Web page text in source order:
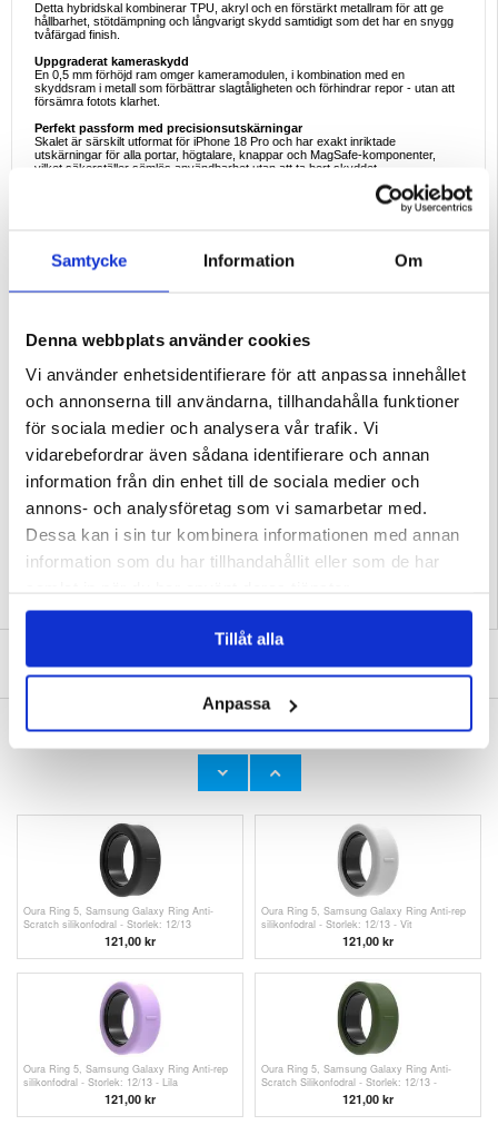
Samtycke Information Om
Denna webbplats använder cookies
Vi använder enhetsidentifierare för att anpassa innehållet
och annonserna till användarna, tillhandahålla funktioner
för sociala medier och analysera vår trafik. Vi
vidarebefordrar även sådana identifierare och annan
information från din enhet till de sociala medier och
annons- och analysföretag som vi samarbetar med.
Dessa kan i sin tur kombinera informationen med annan
information som du har tillhandahållit eller som de har
Tillåt alla
Anpassa
Detta hybridskal kombinerar TPU, akryl och en förstärkt metallram för att ge
hållbarhet, stötdämpning och långvarigt skydd samtidigt som det har en snygg
tvåfärgad finish.
Uppgraderat kameraskydd
En 0,5 mm förhöjd ram omger kameramodulen, i kombination med en
skyddsram i metall som förbättrar slagtåligheten och förhindrar repor - utan att
försämra fotots klarhet.
Perfekt passform med precisionsutskärningar
Skalet är särskilt utformat för iPhone 18 Pro och har exakt inriktade
utskärningar för alla portar, högtalare, knappar och MagSafe-komponenter,
vilket säkerställer sömlös användbarhet utan att ta bort skyddet.
Inbyggda N52-magneter med hög hållfasthet säkerställer perfekt anpassning till
Komplett 360°-skydd
att skydda sidorna, hörnen, baksidan och kameraringen - vilket minskar risken
- Hybridkonstruktion: TPU + akryl + metallram
- Stöttålig med förstärkta hörn
- Förhöjd 0,5 mm kamerarand
- Exakta utskärningar och responsiva knappar
- Tunn men ändå skyddande tvåfärgad design
Kompatibilitet:iPhone 18 Pro
Förpackning:Bulk
EAN: 5714122653888
Relaterade kategorier:Mobiltillbehör, iPhone Skal & Tillbehör,iPhone 18 Pro
Skal & Tillbehör
ANDRA KUNDER HAR OCKSÅ KÖPT
Samsung Galaxy Z Fold8 Dux Ducis Vyne
Samsung Galaxy Z Fold8 Dux Ducis Vyne
Oura Ring 5, Samsung Galaxy Ring Anti-
Scratch silikonfodral - Storlek: 12/13
121,00 kr
Oura Ring 5, Samsung Galaxy Ring Anti-rep
silikonfodral - Storlek: 12/13 - Vit
121,00 kr
Oura Ring 5, Samsung Galaxy Ring Anti-rep
silikonfodral - Storlek: 12/13 - Lila
121,00 kr
Oura Ring 5, Samsung Galaxy Ring Anti-
Scratch Silikonfodral - Storlek: 12/13 -
121,00 kr